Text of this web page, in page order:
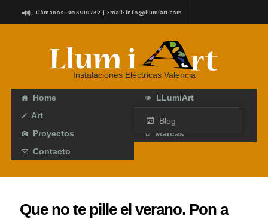
Llámanos: 963910732 | Email: info@llumiart.com
Instalaciones Eléctricas Valencia
Home LLumiArt
Blog
Art
Servicios
Proyectos
Marcas
Contacto
Que no te pille el verano. Pon a